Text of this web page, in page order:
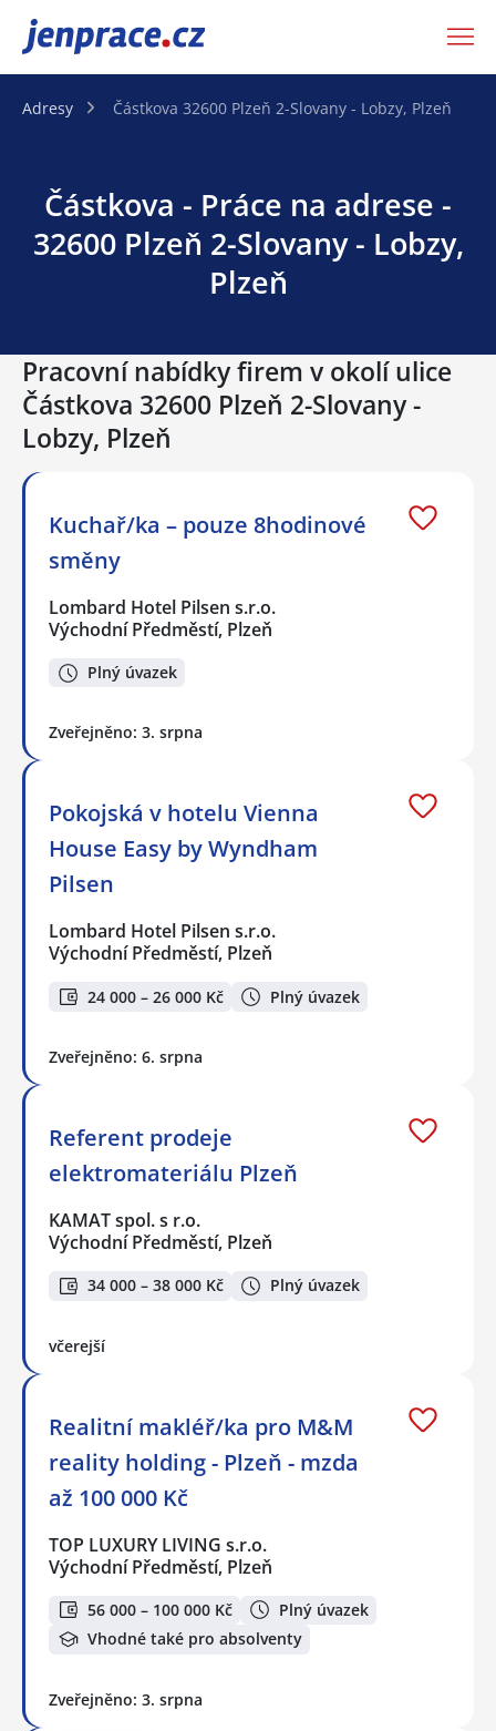
JenPráce.cz
Adresy Částkova 32600 Plzeň 2-Slovany - Lobzy, Plzeň
Částkova - Práce na adrese -
32600 Plzeň 2-Slovany - Lobzy,
Plzeň
Pracovní nabídky firem v okolí ulice
Částkova 32600 Plzeň 2-Slovany -
Lobzy, Plzeň
Kuchař/ka – pouze 8hodinové
směny
Lombard Hotel Pilsen s.r.o.
Východní Předměstí, Plzeň
Plný úvazek
Zveřejněno: 3. srpna
Pokojská v hotelu Vienna
House Easy by Wyndham
Pilsen
Lombard Hotel Pilsen s.r.o.
Východní Předměstí, Plzeň
24 000 – 26 000 Kč Plný úvazek
Zveřejněno: 6. srpna
Referent prodeje
elektromateriálu Plzeň
KAMAT spol. s r.o.
Východní Předměstí, Plzeň
34 000 – 38 000 Kč Plný úvazek
včerejší
Realitní makléř/ka pro M&M
reality holding - Plzeň - mzda
až 100 000 Kč
TOP LUXURY LIVING s.r.o.
Východní Předměstí, Plzeň
56 000 – 100 000 Kč
Plný úvazek
Vhodné také pro absolventy
Zveřejněno: 3. srpna